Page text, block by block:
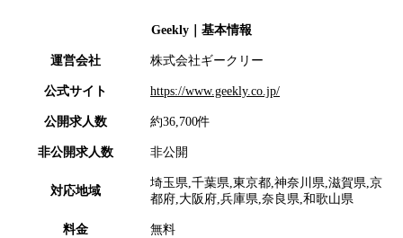
Geekly ｜基本情報
運営会社 株式会社ギークリー
公式サイト https://www.geekly.co.jp/
公開求人数 約36,700件
非公開求人数 非公開
対応地域
埼玉県,千葉県,東京都,神奈川県,滋賀県,京
都府,大阪府,兵庫県,奈良県,和歌山県
料金 無料